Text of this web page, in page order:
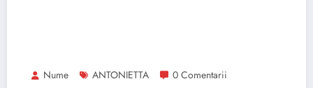
Nume ANTONIETTA 0 Comentarii